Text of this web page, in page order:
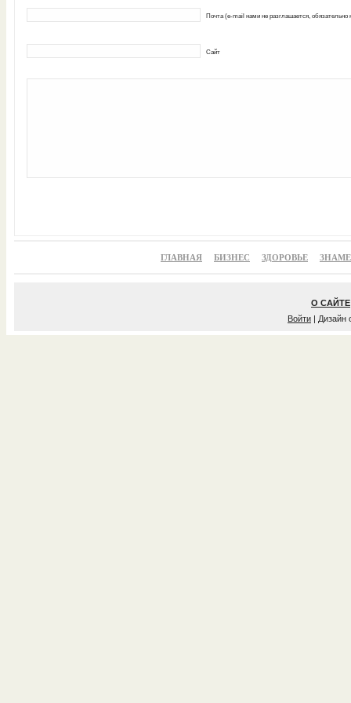
Почта (e-mail нами не разглашается, обязательно
Сайт
ГЛАВНАЯ БИЗНЕС ЗДОРОВЬЕ
О САЙТЕ
Войти | Дизайн